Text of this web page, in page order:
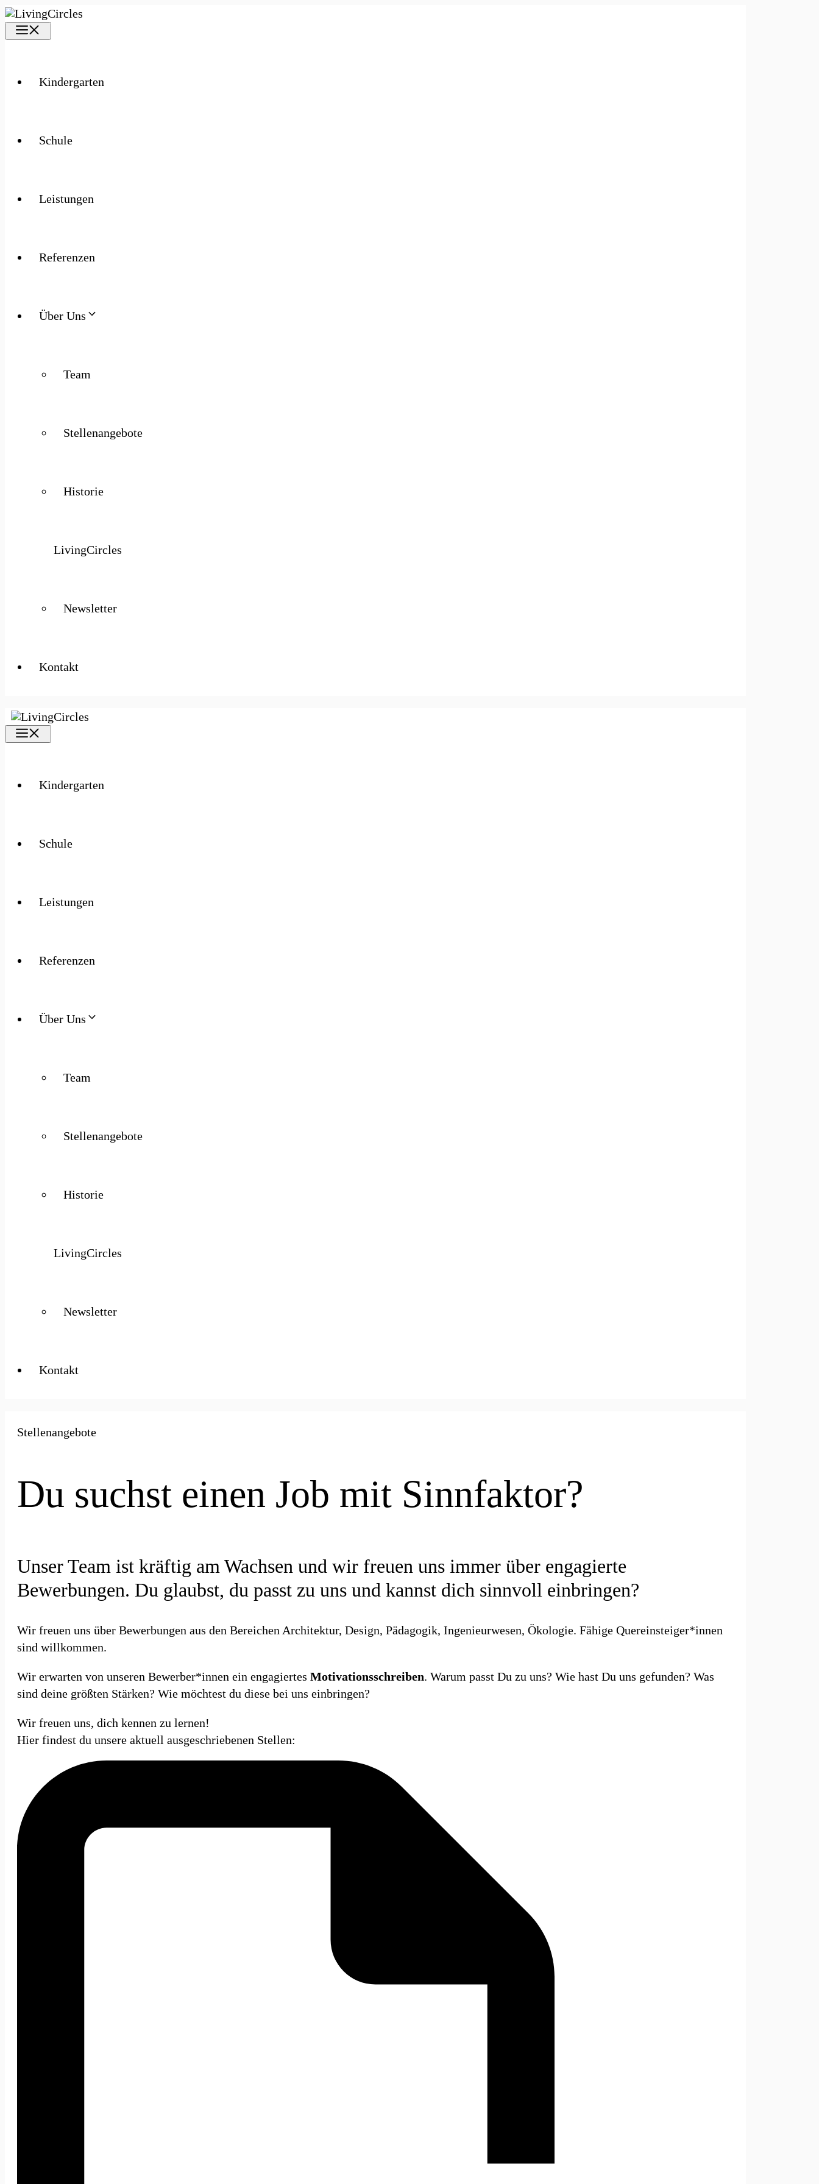
Zum
Inhalt
Kindergarten
Schule
Leistungen
Referenzen
Über Uns
Team
Stellenangebote
Historie
LivingCircles
Newsletter
Kontakt
Kindergarten
Schule
Leistungen
Referenzen
Über Uns
Team
Stellenangebote
Historie
LivingCircles
Newsletter
Kontakt
Stellenangebote
Du suchst einen Job mit Sinnfaktor?
Unser Team ist kräftig am Wachsen und wir freuen uns immer über engagierte
Bewerbungen. Du glaubst, du passt zu uns und kannst dich sinnvoll einbringen?
Wir freuen uns über Bewerbungen aus den Bereichen Architektur, Design, Pädagogik, Ingenieurwesen, Ökologie. Fähige Quereinsteiger*innen
sind willkommen.
Wir erwarten von unseren Bewerber*innen ein engagiertes Motivationsschreiben. Warum passt Du zu uns? Wie hast Du uns gefunden? Was
sind deine größten Stärken? Wie möchtest du diese bei uns einbringen?
Wir freuen uns, dich kennen zu lernen!
Hier findest du unsere aktuell ausgeschriebenen Stellen: